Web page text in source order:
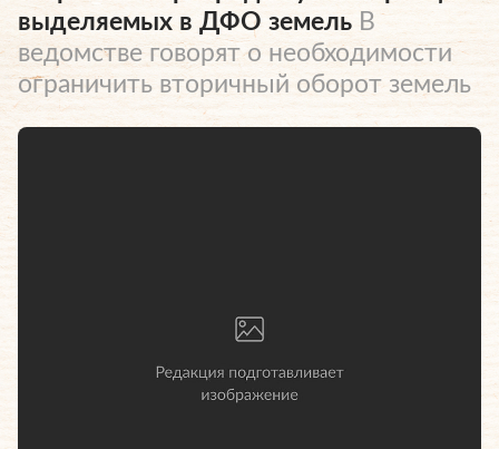
выделяемых в ДФО земель В
ведомстве говорят о необходимости
ограничить вторичный оборот земель